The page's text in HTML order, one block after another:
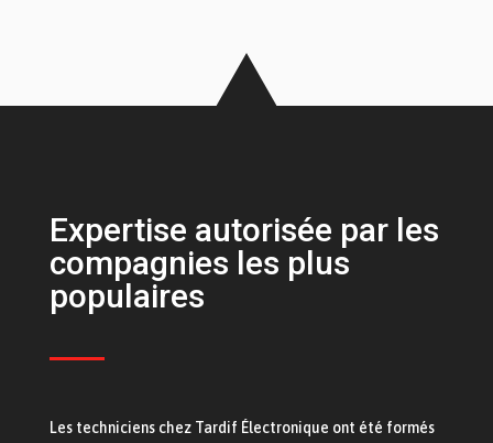
Expertise autorisée par les
compagnies les plus
populaires
Les techniciens chez Tardif Électronique ont été formés